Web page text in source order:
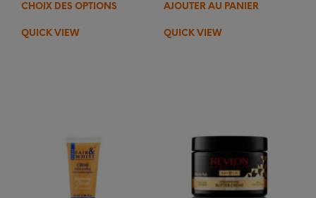
CHOIX DES OPTIONS
Ce
QUICK VIEW
AJOUTER AU PANIER
QUICK VIEW